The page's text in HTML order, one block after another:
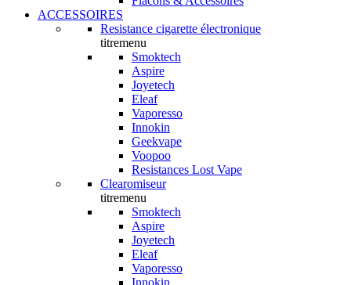
ACCESSOIRES
Resistance cigarette électronique
titremenu
Smoktech
Aspire
Joyetech
Eleaf
Vaporesso
Innokin
Geekvape
Voopoo
Resistances Lost Vape
Clearomiseur
titremenu
Smoktech
Aspire
Joyetech
Eleaf
Vaporesso
Innokin